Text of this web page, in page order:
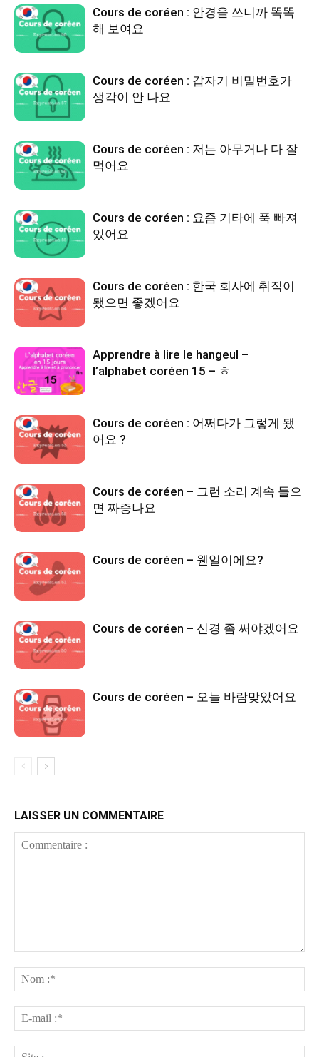
Cours de coréen : 안경을 쓰니까 똑똑
해 보여요
Cours de coréen : 갑자기 비밀번호가
생각이 안 나요
Cours de coréen : 저는 아무거나 다 잘
먹어요
Cours de coréen : 요즘 기타에 푹 빠져
있어요
Cours de coréen : 한국 회사에 취직이
됐으면 좋겠어요
Apprendre à lire le hangeul –
l’alphabet coréen 15 – ㅎ
Cours de coréen : 어쩌다가 그렇게 됐
어요 ?
Cours de coréen – 그런 소리 계속 들으
면 짜증나요
Cours de coréen – 웬일이에요?
Cours de coréen – 신경 좀 써야겠어요
Cours de coréen – 오늘 바람맞았어요
LAISSER UN COMMENTAIRE